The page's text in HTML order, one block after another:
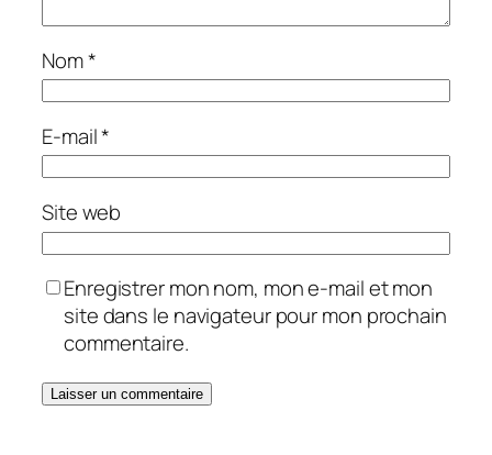
Nom*
E-mail*
Site web
Enregistrer mon nom, mon e-mail et mon
site dans le navigateur pour mon prochain
commentaire.